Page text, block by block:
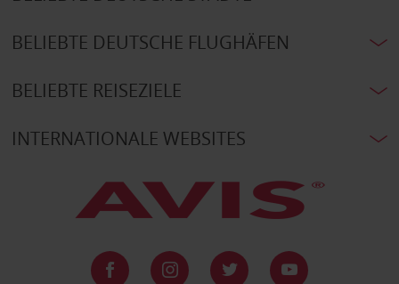
BELIEBTE DEUTSCHE FLUGHÄFEN
BELIEBTE REISEZIELE
INTERNATIONALE WEBSITES